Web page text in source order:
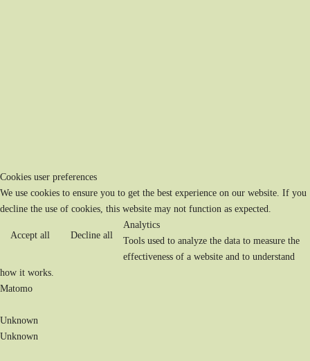
Cookies user preferences
We use cookies to ensure you to get the best experience on our website. If you
decline the use of cookies, this website may not function as expected.
Accept all Decline all
Analytics
Tools used to analyze the data to measure the
effectiveness of a website and to understand
how it works.
Matomo
Unknown
Unknown